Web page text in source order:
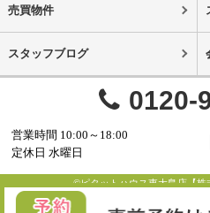
売買物件
スタッフブログ
0120-
営業時間 10:00～18:00
定休日 水曜日
©ピタットハウス東大島店【株